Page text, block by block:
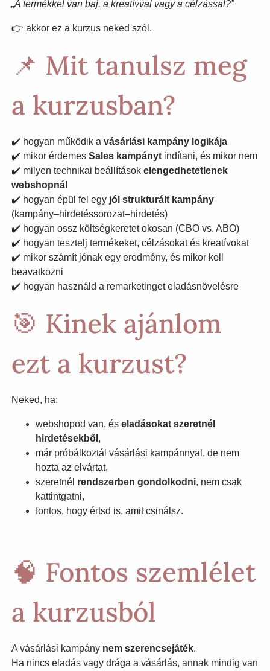
„A termékkel van baj, a kreatívval vagy a célzással?”
👉 akkor ez a kurzus neked szól.
📌 Mit tanulsz meg
a kurzusban?
✔️ hogyan működik a vásárlási kampány logikája
✔️ mikor érdemes Sales kampánytindítani, és mikor nem
✔️ milyen technikai beállítások elengedhetetlenek
webshopnál
✔️ hogyan épül fel egy jól strukturált kampány
(kampány–hirdetéssorozat–hirdetés)
✔️ hogyan ossz költségkeretet okosan (CBO vs. ABO)
✔️ hogyan tesztelj termékeket, célzásokat és kreatívokat
✔️ mikor számít jónak egy eredmény, és mikor kell
beavatkozni
✔️ hogyan használd a remarketinget eladásnövelésre
🎯 Kinek ajánlom
ezt a kurzust?
Neked, ha:
webshopod van, és eladásokat szeretnél
hirdetésekből ,
már próbálkoztál vásárlási kampánnyal, de nem
hozta az elvártat,
szeretnél rendszerben gondolkodni, nem csak
kattintgatni,
fontos, hogy értsd is, amit csinálsz.
🧠 Fontos szemlélet
a kurzusból
A vásárlási kampány nem szerencsejáték.
Ha nincs eladás vagy drága a vásárlás, annak mindig van